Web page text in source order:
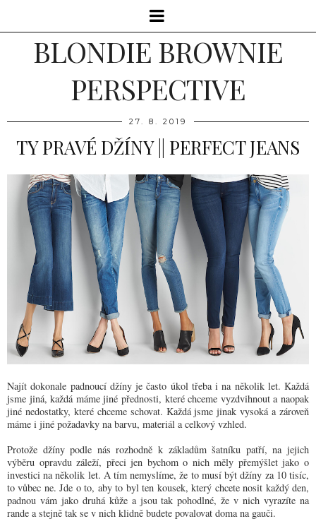
BLONDIE BROWNIE
PERSPECTIVE
27. 8. 2019
TY PRAVÉ DŽÍNY || PERFECT JEANS
Najít dokonale padnoucí džíny je často úkol třeba i na několik let. Každá
jsme jiná, každá máme jiné přednosti, které chceme vyzdvihnout a naopak
jiné nedostatky, které chceme schovat. Každá jsme jinak vysoká a zároveň
máme i jiné požadavky na barvu, materiál a celkový vzhled.
Protože džíny podle nás rozhodně k základům šatníku patří, na jejich
výběru opravdu záleží, přeci jen bychom o nich měly přemýšlet jako o
investici na několik let. A tím nemyslíme, že to musí být džíny za 10 tisíc,
to vůbec ne. Jde o to, aby to byl ten kousek, který chcete nosit každý den,
padnou vám jako druhá kůže a jsou tak pohodlné, že v nich vyrazíte na
rande a stejně tak se v nich klidně budete povalovat doma na gauči.